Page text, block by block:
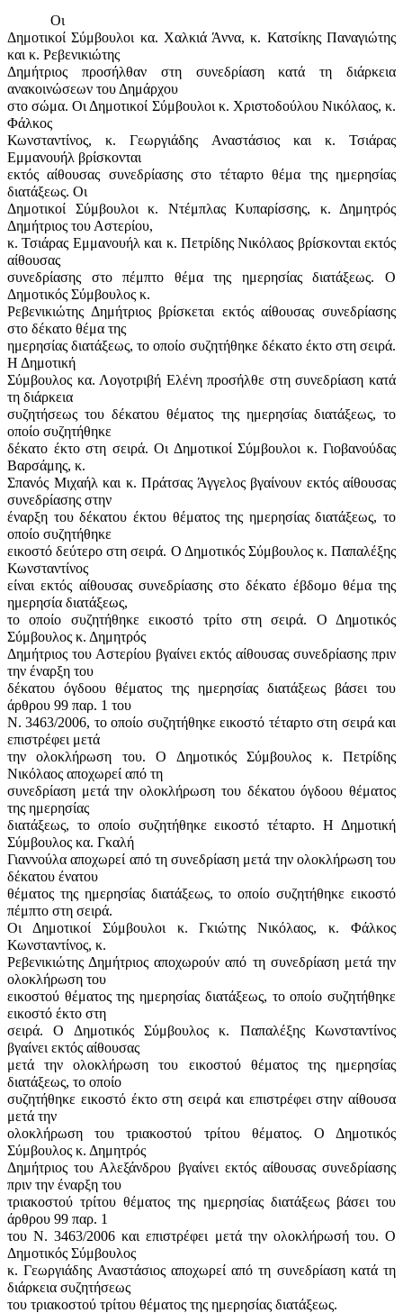
Οι
Δημοτικοί Σύμβουλοι κα. Χαλκιά Άννα, κ. Κατσίκης Παναγιώτης
και κ. Ρεβενικιώτης
Δημήτριος προσήλθαν στη συνεδρίαση κατά τη διάρκεια
ανακοινώσεων του Δημάρχου
στο σώμα. Οι Δημοτικοί Σύμβουλοι κ. Χριστοδούλου Νικόλαος, κ.
Φάλκος
Κωνσταντίνος, κ. Γεωργιάδης Αναστάσιος και κ. Τσιάρας
Εμμανουήλ βρίσκονται
εκτός αίθουσας συνεδρίασης στο τέταρτο θέμα της ημερησίας
διατάξεως. Οι
Δημοτικοί Σύμβουλοι κ. Ντέμπλας Κυπαρίσσης, κ. Δημητρός
Δημήτριος του Αστερίου,
κ. Τσιάρας Εμμανουήλ και κ. Πετρίδης Νικόλαος βρίσκονται εκτός
αίθουσας
συνεδρίασης στο πέμπτο θέμα της ημερησίας διατάξεως. Ο
Δημοτικός Σύμβουλος κ.
Ρεβενικιώτης Δημήτριος βρίσκεται εκτός αίθουσας συνεδρίασης
στο δέκατο θέμα της
ημερησίας διατάξεως, το οποίο συζητήθηκε δέκατο έκτο στη σειρά.
Η Δημοτική
Σύμβουλος κα. Λογοτριβή Ελένη προσήλθε στη συνεδρίαση κατά
τη διάρκεια
συζητήσεως του δέκατου θέματος της ημερησίας διατάξεως, το
οποίο συζητήθηκε
δέκατο έκτο στη σειρά. Οι Δημοτικοί Σύμβουλοι κ. Γιοβανούδας
Βαρσάμης, κ.
Σπανός Μιχαήλ και κ. Πράτσας Άγγελος βγαίνουν εκτός αίθουσας
συνεδρίασης στην
έναρξη του δέκατου έκτου θέματος της ημερησίας διατάξεως, το
οποίο συζητήθηκε
εικοστό δεύτερο στη σειρά. Ο Δημοτικός Σύμβουλος κ. Παπαλέξης
Κωνσταντίνος
είναι εκτός αίθουσας συνεδρίασης στο δέκατο έβδομο θέμα της
ημερησία διατάξεως,
το οποίο συζητήθηκε εικοστό τρίτο στη σειρά. Ο Δημοτικός
Σύμβουλος κ. Δημητρός
Δημήτριος του Αστερίου βγαίνει εκτός αίθουσας συνεδρίασης πριν
την έναρξη του
δέκατου όγδοου θέματος της ημερησίας διατάξεως βάσει του
άρθρου 99 παρ. 1 του
Ν. 3463/2006, το οποίο συζητήθηκε εικοστό τέταρτο στη σειρά και
επιστρέφει μετά
την ολοκλήρωση του. Ο Δημοτικός Σύμβουλος κ. Πετρίδης
Νικόλαος αποχωρεί από τη
συνεδρίαση μετά την ολοκλήρωση του δέκατου όγδοου θέματος
της ημερησίας
διατάξεως, το οποίο συζητήθηκε εικοστό τέταρτο. Η Δημοτική
Σύμβουλος κα. Γκαλή
Γιαννούλα αποχωρεί από τη συνεδρίαση μετά την ολοκλήρωση του
δέκατου ένατου
θέματος της ημερησίας διατάξεως, το οποίο συζητήθηκε εικοστό
πέμπτο στη σειρά.
Οι Δημοτικοί Σύμβουλοι κ. Γκιώτης Νικόλαος, κ. Φάλκος
Κωνσταντίνος, κ.
Ρεβενικιώτης Δημήτριος αποχωρούν από τη συνεδρίαση μετά την
ολοκλήρωση του
εικοστού θέματος της ημερησίας διατάξεως, το οποίο συζητήθηκε
εικοστό έκτο στη
σειρά. Ο Δημοτικός Σύμβουλος κ. Παπαλέξης Κωνσταντίνος
βγαίνει εκτός αίθουσας
μετά την ολοκλήρωση του εικοστού θέματος της ημερησίας
διατάξεως, το οποίο
συζητήθηκε εικοστό έκτο στη σειρά και επιστρέφει στην αίθουσα
μετά την
ολοκλήρωση του τριακοστού τρίτου θέματος. Ο Δημοτικός
Σύμβουλος κ. Δημητρός
Δημήτριος του Αλεξάνδρου βγαίνει εκτός αίθουσας συνεδρίασης
πριν την έναρξη του
τριακοστού τρίτου θέματος της ημερησίας διατάξεως βάσει του
άρθρου 99 παρ. 1
του Ν. 3463/2006 και επιστρέφει μετά την ολοκλήρωσή του. Ο
Δημοτικός Σύμβουλος
κ. Γεωργιάδης Αναστάσιος αποχωρεί από τη συνεδρίαση κατά τη
διάρκεια συζητήσεως
του τριακοστού τρίτου θέματος της ημερησίας διατάξεως.